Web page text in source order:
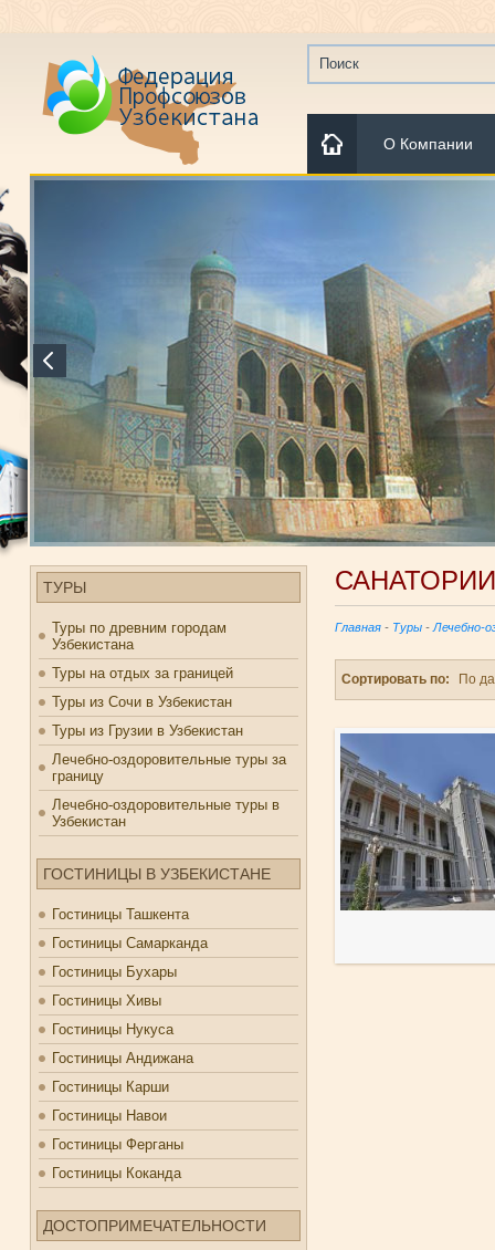
О Компании
ТУРЫ
Туры по древним городам
Узбекистана
Туры на отдых за границей
Туры из Сочи в Узбекистан
Туры из Грузии в Узбекистан
Лечебно-оздоровительные туры за
границу
Лечебно-оздоровительные туры в
Узбекистан
ГОСТИНИЦЫ В УЗБЕКИСТАНЕ
Гостиницы Ташкента
Гостиницы Самарканда
Гостиницы Бухары
Гостиницы Хивы
Гостиницы Нукуса
Гостиницы Андижана
Гостиницы Карши
Гостиницы Навои
Гостиницы Ферганы
Гостиницы Коканда
ДОСТОПРИМЕЧАТЕЛЬНОСТИ
Главная - Туры - Лечебно-
Сортировать по: По